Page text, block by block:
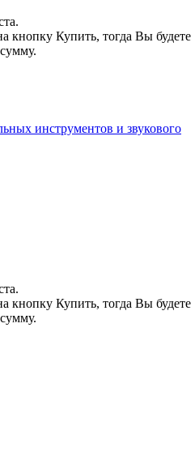
кнопку Купить, тогда Вы будете
кнопку Купить, тогда Вы будете